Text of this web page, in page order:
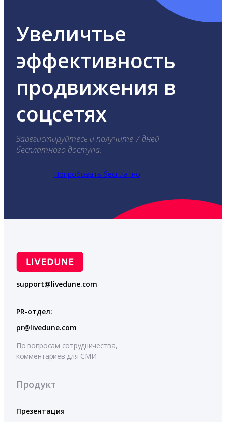
Увеличтье
эффективность
продвижения в
соцсетях
Зарегистируйтесь и получите 7 дней
бесплатного доступа.
Попробовать бесплатно
support@livedune.com
PR-отдел:
pr@livedune.com
По вопросам сотрудничества,
комментариев для СМИ
Продукт
Презентация